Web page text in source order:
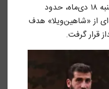
بنا بر روایت شاهدان، پنج‌شنبه ۱۸ دی‌ماه، حدود
از «شاهین‌ویلا» هدف
قرار گرفت.